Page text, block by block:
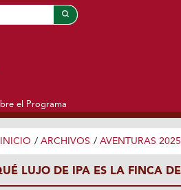
el Programa
INICIO / ARCHIVOS / AVENTURAS 2025
LUJO DE IPA ES LA FINCA